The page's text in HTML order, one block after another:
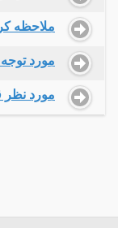
ملاحظه
مورد
مورد نظر